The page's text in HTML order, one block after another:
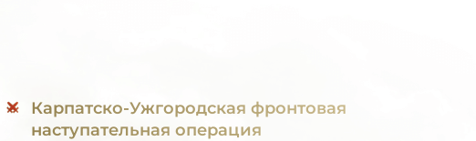
Карпатско-Ужгородская фронтовая
наступательная операция